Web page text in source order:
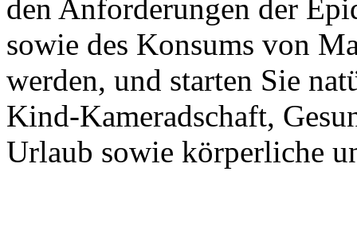
den Anforderungen der
sowie des Konsums von
werden, und starten Sie
Kind-Kameradschaft,
Urlaub sowie körperliche